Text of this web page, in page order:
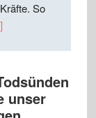
So
unser